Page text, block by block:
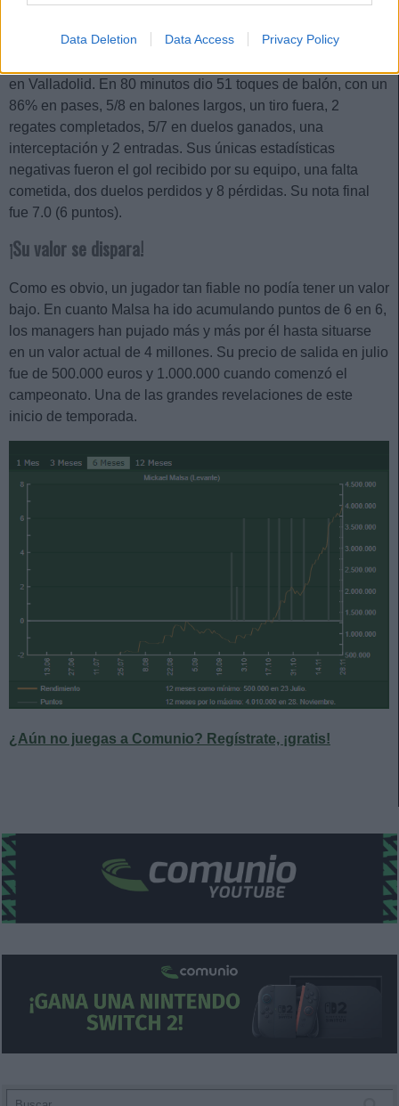
Data Deletion Data Access Privacy Policy
en Valladolid. En 80 minutos dio 51 toques de balón, con un
86% en pases, 5/8 en balones largos, un tiro fuera, 2
regates completados, 5/7 en duelos ganados, una
interceptación y 2 entradas. Sus únicas estadísticas
negativas fueron el gol recibido por su equipo, una falta
cometida, dos duelos perdidos y 8 pérdidas. Su nota final
fue 7.0 (6 puntos).
¡Su valor se dispara!
Como es obvio, un jugador tan fiable no podía tener un valor
bajo. En cuanto Malsa ha ido acumulando puntos de 6 en 6,
los managers han pujado más y más por él hasta situarse
en un valor actual de 4 millones. Su precio de salida en julio
fue de 500.000 euros y 1.000.000 cuando comenzó el
campeonato. Una de las grandes revelaciones de este
inicio de temporada.
¿Aún no juegas a Comunio? Regístrate, ¡gratis!